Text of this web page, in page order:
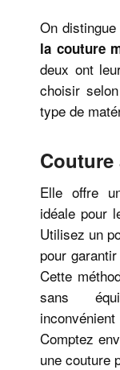
On
la couture
deux ont
choisir
type de
Couture
Elle offre
idéale pour
Utilisez un
pour
Cette
sans
Comptez
une couture